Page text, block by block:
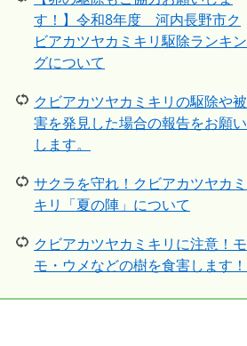
す！】令和8年度 河内長野市ク
ビアカツヤカミキリ駆除ランキン
グについて
クビアカツヤカミキリの駆除や被
害を発見した場合の報告をお願い
します。
サクラを守れ！クビアカツヤカミ
キリ「夏の陣」について
クビアカツヤカミキリに注意！モ
モ・ウメなどの樹を食害します！